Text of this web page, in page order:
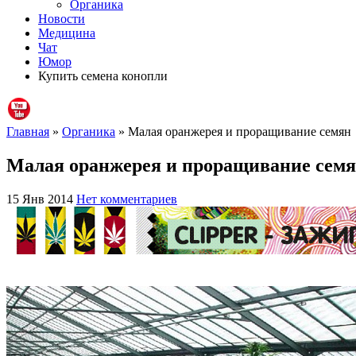
Органика
Новости
Медицина
Чат
Юмор
Купить семена конопли
Главная » Органика » Малая оранжерея и проращивание семян
Малая оранжерея и проращивание
15 Янв 2014 Нет комментариев